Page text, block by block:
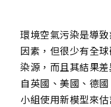
環境空氣污染是導
因素，但很少有全
染源，而且其結果
自英國、美國、德
小組使用新模型來